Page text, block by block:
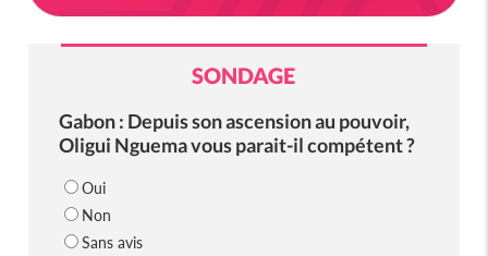
SONDAGE
Gabon : Depuis son ascension au pouvoir,
Oligui Nguema vous parait-il compétent ?
Oui
Non
Sans avis